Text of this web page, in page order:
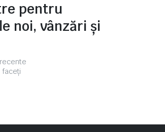
pentru
noi, vânzări și
faceți